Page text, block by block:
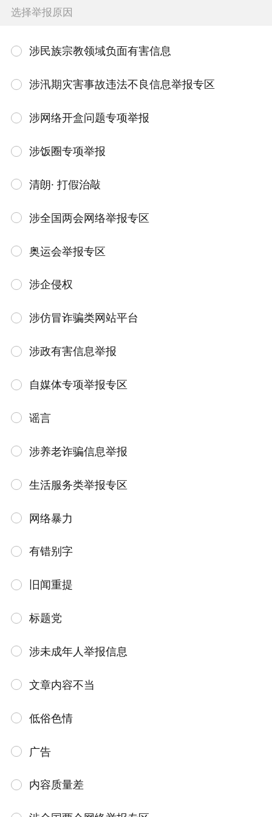
选择举报原因
涉民族宗教领域负面有害信息
涉汛期灾害事故违法不良信息举报专区
涉网络开盒问题专项举报
涉饭圈专项举报
清朗· 打假治敲
涉全国两会网络举报专区
奥运会举报专区
涉企侵权
涉仿冒诈骗类网站平台
涉政有害信息举报
自媒体专项举报专区
谣言
涉养老诈骗信息举报
生活服务类举报专区
网络暴力
有错别字
旧闻重提
标题党
涉未成年人举报信息
文章内容不当
低俗色情
广告
内容质量差